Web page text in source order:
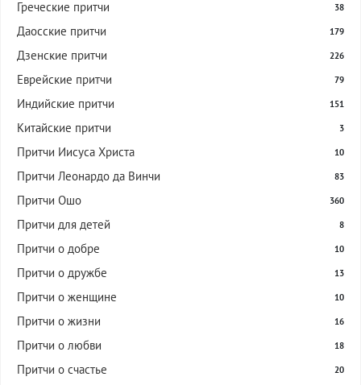
Греческие притчи 38
Даосские притчи 179
Дзенские притчи 226
Еврейские притчи 79
Индийские притчи 151
Китайские притчи 3
Притчи Иисуса Христа 10
Притчи Леонардо да Винчи 83
Притчи Ошо 360
Притчи для детей 8
Притчи о добре 10
Притчи о дружбе 13
Притчи о женщине 10
Притчи о жизни 16
Притчи о любви 18
Притчи о счастье 20